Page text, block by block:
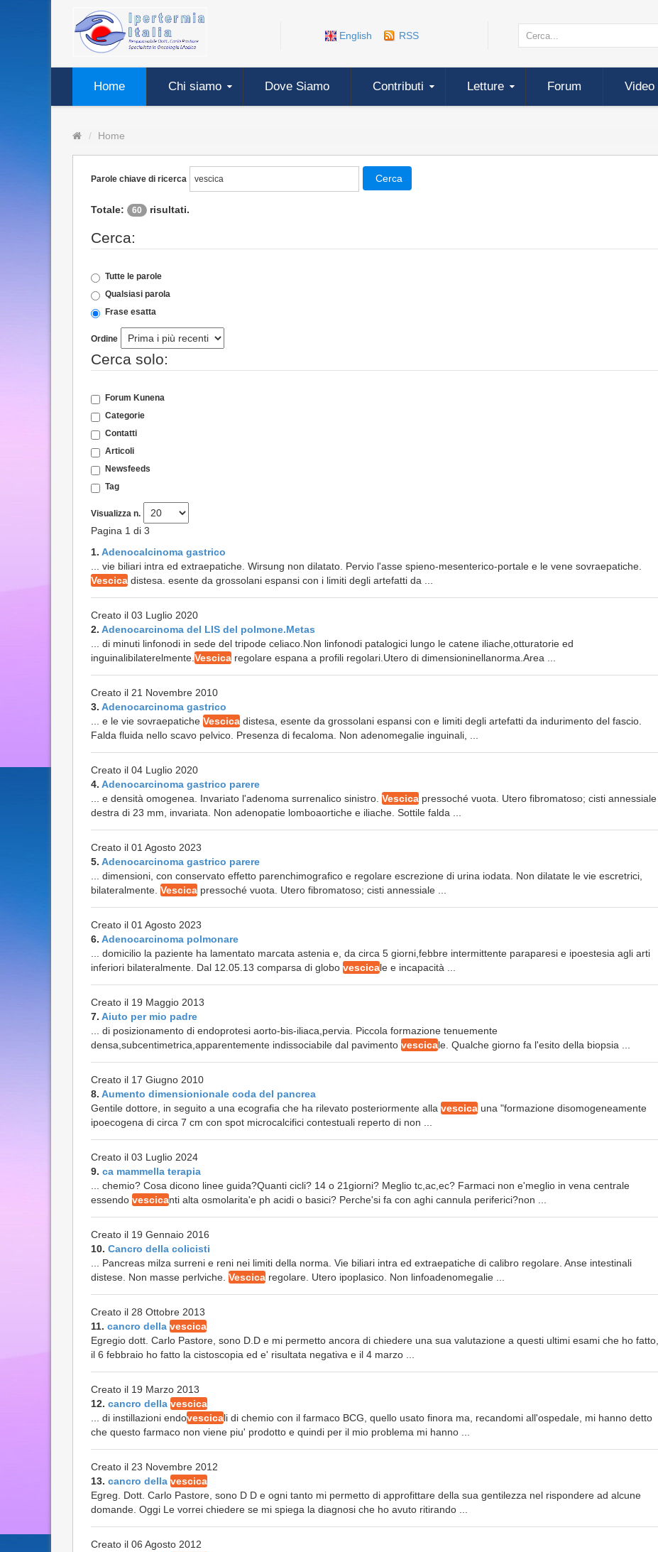
English RSS
Home Chi siamo Dove Siamo Contributi Letture Forum Video
Home
Parole chiave di ricerca Cerca
Totale: 60 risultati.
Cerca:
Tutte le parole
Qualsiasi parola
Frase esatta
Ordine
Cerca solo:
Forum Kunena
Categorie
Contatti
Articoli
Newsfeeds
Tag
Visualizza n.
Pagina 1 di 3
1. Adenocalcinoma gastrico
... vie biliari intra ed extraepatiche. Wirsung non dilatato. Pervio l'asse spieno-mesenterico-portale e le vene sovraepatiche.
Vescica distesa. esente da grossolani espansi con i limiti degli artefatti da ...
Creato il 03 Luglio 2020
2. Adenocarcinoma del LIS del polmone.Metas
... di minuti linfonodi in sede del tripode celiaco.Non linfonodi patalogici lungo le catene iliache,otturatorie ed
inguinalibilaterelmente. Vescica regolare espana a profili regolari.Utero di dimensioninellanorma.Area ...
Creato il 21 Novembre 2010
3. Adenocarcinoma gastrico
... e le vie sovraepatiche Vescica distesa, esente da grossolani espansi con e limiti degli artefatti da indurimento del fascio.
Falda fluida nello scavo pelvico. Presenza di fecaloma. Non adenomegalie inguinali, ...
Creato il 04 Luglio 2020
4. Adenocarcinoma gastrico parere
... e densità omogenea. Invariato l'adenoma surrenalico sinistro. Vescica pressoché vuota. Utero fibromatoso; cisti annessiale
destra di 23 mm, invariata. Non adenopatie lomboaortiche e iliache. Sottile falda ...
Creato il 01 Agosto 2023
5. Adenocarcinoma gastrico parere
... dimensioni, con conservato effetto parenchimografico e regolare escrezione di urina iodata. Non dilatate le vie escretrici,
bilateralmente. Vescica pressoché vuota. Utero fibromatoso; cisti annessiale ...
Creato il 01 Agosto 2023
6. Adenocarcinoma polmonare
... domicilio la paziente ha lamentato marcata astenia e, da circa 5 giorni,febbre intermittente paraparesi e ipoestesia agli arti
inferiori bilateralmente. Dal 12.05.13 comparsa di globo vescicale e incapacità ...
Creato il 19 Maggio 2013
7. Aiuto per mio padre
... di posizionamento di endoprotesi aorto-bis-iliaca,pervia. Piccola formazione tenuemente
densa,subcentimetrica,apparentemente indissociabile dal pavimento vescicale. Qualche giorno fa l'esito della biopsia ...
Creato il 17 Giugno 2010
8. Aumento dimensionionale coda del pancrea
Gentile dottore, in seguito a una ecografia che ha rilevato posteriormente alla vescica una "formazione disomogeneamente
ipoecogena di circa 7 cm con spot microcalcifici contestuali reperto di non ...
Creato il 03 Luglio 2024
9. ca mammella terapia
... chemio? Cosa dicono linee guida?Quanti cicli? 14 o 21giorni? Meglio tc,ac,ec? Farmaci non e'meglio in vena centrale
essendo vescicanti alta osmolarita'e ph acidi o basici? Perche'si fa con aghi cannula periferici?non ...
Creato il 19 Gennaio 2016
10. Cancro della colicisti
... Pancreas milza surreni e reni nei limiti della norma. Vie biliari intra ed extraepatiche di calibro regolare. Anse intestinali
distese. Non masse perlviche. Vescica regolare. Utero ipoplasico. Non linfoadenomegalie ...
Creato il 28 Ottobre 2013
11. cancro della vescica
Egregio dott. Carlo Pastore, sono D.D e mi permetto ancora di chiedere una sua valutazione a questi ultimi esami che ho fatto,
il 6 febbraio ho fatto la cistoscopia ed e' risultata negativa e il 4 marzo ...
Creato il 19 Marzo 2013
12. cancro della vescica
... di instillazioni endovescicali di chemio con il farmaco BCG, quello usato finora ma, recandomi all'ospedale, mi hanno detto
che questo farmaco non viene piu' prodotto e quindi per il mio problema mi hanno ...
Creato il 23 Novembre 2012
13. cancro della vescica
Egreg. Dott. Carlo Pastore, sono D D e ogni tanto mi permetto di approfittare della sua gentilezza nel rispondere ad alcune
domande. Oggi Le vorrei chiedere se mi spiega la diagnosi che ho avuto ritirando ...
Creato il 06 Agosto 2012